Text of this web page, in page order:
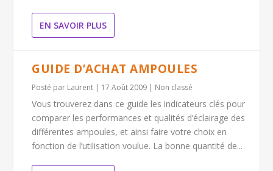
EN SAVOIR PLUS
GUIDE D’ACHAT AMPOULES
Posté par Laurent | 17 Août 2009 | Non classé
Vous trouverez dans ce guide les indicateurs clés pour
comparer les performances et qualités d’éclairage des
différentes ampoules, et ainsi faire votre choix en
fonction de l’utilisation voulue. La bonne quantité de...